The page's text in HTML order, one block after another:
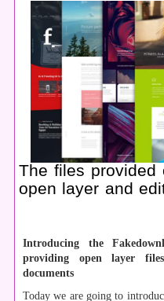
The files
open layer and
Introducing the
providing open layer
documents
Today we are going to